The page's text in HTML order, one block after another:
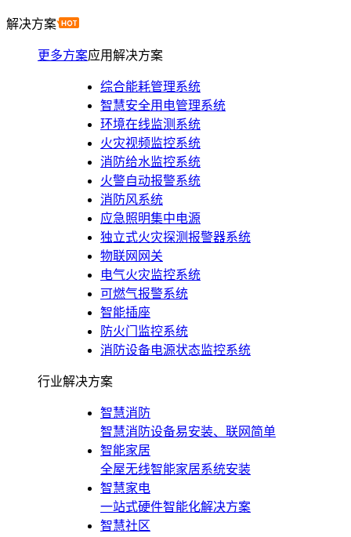
解决方案
更多方案应用解决方案
综合能耗管理系统
智慧安全用电管理系统
环境在线监测系统
火灾视频监控系统
消防给水监控系统
火警自动报警系统
消防风系统
应急照明集中电源
独立式火灾探测报警器系统
物联网网关
电气火灾监控系统
可燃气报警系统
智能插座
防火门监控系统
消防设备电源状态监控系统
行业解决方案
智慧消防
智慧消防设备易安装、联网简单
智能家居
全屋无线智能家居系统安装
智慧家电
一站式硬件智能化解决方案
智慧社区